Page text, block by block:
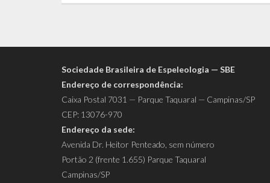
Sociedade Brasileira de Espeleologia — SBE
Endereço de correspondência:
Caixa Postal 7031 — Parque Taquaral — Campinas/SP
CEP: 13076-970
Endereço da sede:
Avenida Dr. Heitor Penteado, sem número
Portão 2 (frente 1.655) Parque Taquaral
Campinas/SP